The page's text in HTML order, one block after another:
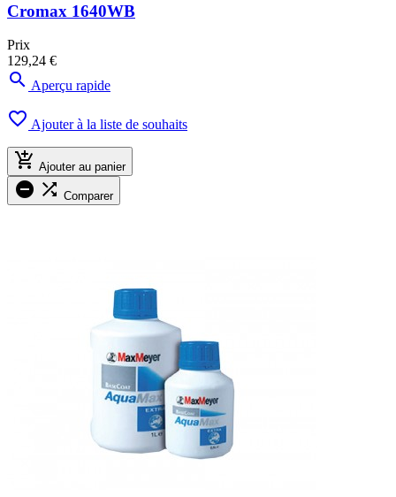
Cromax 1640WB
Prix
129,24 €
 Aperçu rapide
 Ajouter à la liste de souhaits
 Ajouter au panier
  Comparer